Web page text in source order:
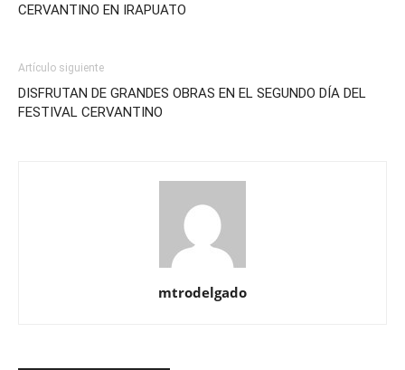
CERVANTINO EN IRAPUATO
Artículo siguiente
DISFRUTAN DE GRANDES OBRAS EN EL SEGUNDO DÍA DEL
FESTIVAL CERVANTINO
mtrodelgado